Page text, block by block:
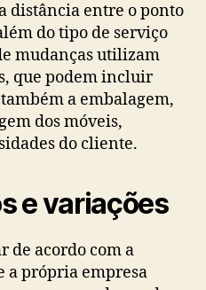
distância entre o ponto
do tipo de serviço
mudanças utilizam
que podem incluir
a embalagem,
dos móveis,
do cliente.
e variações
de acordo com a
a própria empresa